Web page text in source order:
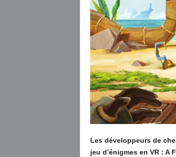
Les développeurs de
jeu d’énigmes en VR : A